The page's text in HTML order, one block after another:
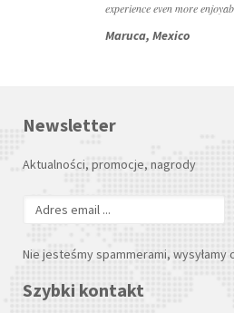
experience even more
Maruca, Mexico
Newsletter
Aktualności, promocje, nagrody
Nie jesteśmy spammerami, wysyłamy
Szybki kontakt